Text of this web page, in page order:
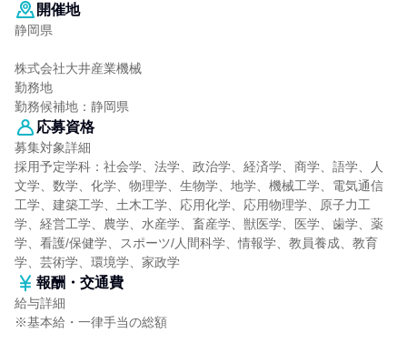
開催地
静岡県
株式会社大井産業機械
勤務地
勤務候補地：静岡県
応募資格
募集対象詳細
採用予定学科：社会学、法学、政治学、経済学、商学、語学、人
文学、数学、化学、物理学、生物学、地学、機械工学、電気通信
工学、建築工学、土木工学、応用化学、応用物理学、原子力工
学、経営工学、農学、水産学、畜産学、獣医学、医学、歯学、薬
学、看護/保健学、スポーツ/人間科学、情報学、教員養成、教育
学、芸術学、環境学、家政学
報酬・交通費
給与詳細
※基本給・一律手当の総額